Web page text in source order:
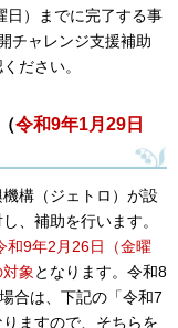
日）までに完了する事
チャレンジ支援補助
ださい。
（令和9年1月29日
構（ジェトロ）が設
、補助を行います。
和9年2月26日（金曜
象 となります。令和8
合は、下記の「令和7
ますので、そちらを